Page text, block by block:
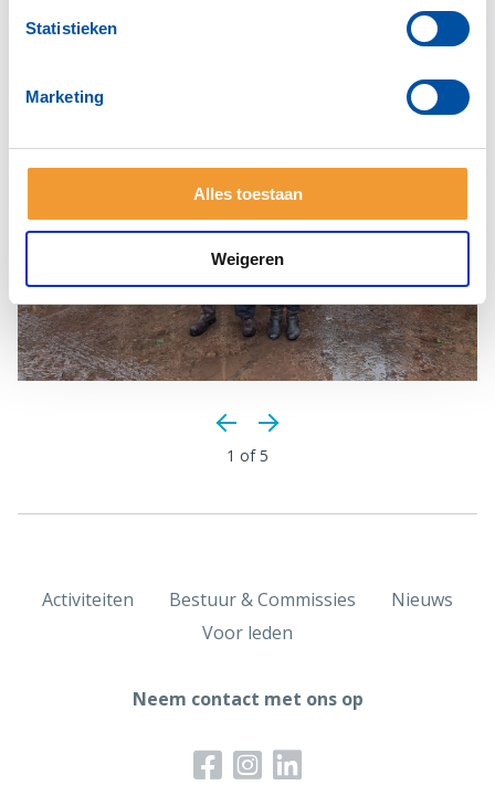
Statistieken
Marketing
Alles toestaan
Weigeren
1 of 5
Activiteiten Bestuur & Commissies
Nieuws
Voor leden
Neem contact met ons op